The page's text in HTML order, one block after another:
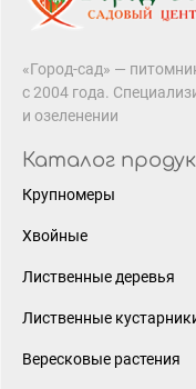
«Город-сад» —
с 2004 года.
и озеленении
Каталог
Крупномеры
Хвойные
Лиственные деревья
Лиственные
Вересковые растения